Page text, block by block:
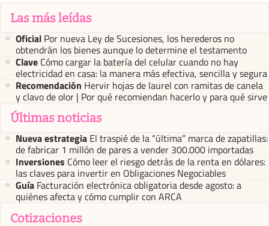
Las más leídas
Oficial Por nueva Ley de Sucesiones, los herederos no
obtendrán los bienes aunque lo determine el testamento
Clave Cómo cargar la batería del celular cuando no hay
electricidad en casa: la manera más efectiva, sencilla y segura
Recomendación Hervir hojas de laurel con ramitas de canela
y clavo de olor | Por qué recomiendan hacerlo y para qué sirve
Últimas noticias
Nueva estrategia El traspié de la “última” marca de zapatillas:
de fabricar 1 millón de pares a vender 300.000 importadas
Inversiones Cómo leer el riesgo detrás de la renta en dólares:
las claves para invertir en Obligaciones Negociables
Guía Facturación electrónica obligatoria desde agosto: a
quiénes afecta y cómo cumplir con ARCA
Cotizaciones